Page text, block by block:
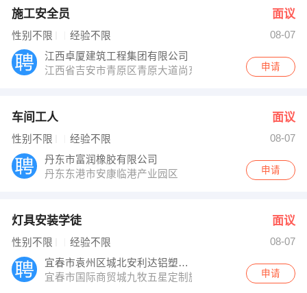
施工安全员 面议
性别不限 经验不限
08-07
江西卓厦建筑工程集团有限公司
江西省吉安市青原区青原大道尚东国际公馆38栋5楼
申请
车间工人 面议
性别不限 经验不限
08-07
丹东市富润橡胶有限公司
丹东东港市安康临港产业园区
申请
灯具安装学徒 面议
性别不限 经验不限
08-07
宜春市袁州区城北安利达铝塑门窗配件店
宜春市国际商贸城九牧五星定制旗舰店74栋8号
申请